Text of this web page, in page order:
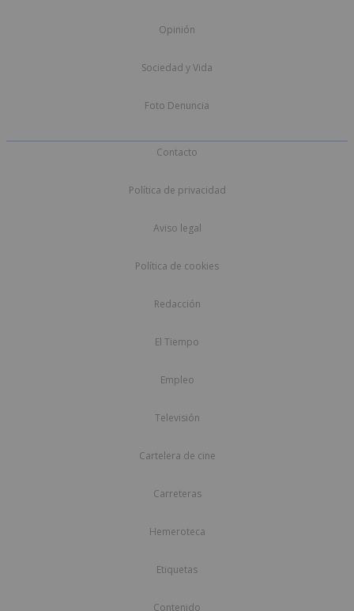
Opinión
Sociedad y Vida
Foto Denuncia
Contacto
Política de privacidad
Aviso legal
Política de cookies
Redacción
El Tiempo
Empleo
Televisión
Cartelera de cine
Carreteras
Hemeroteca
Etiquetas
Contenido